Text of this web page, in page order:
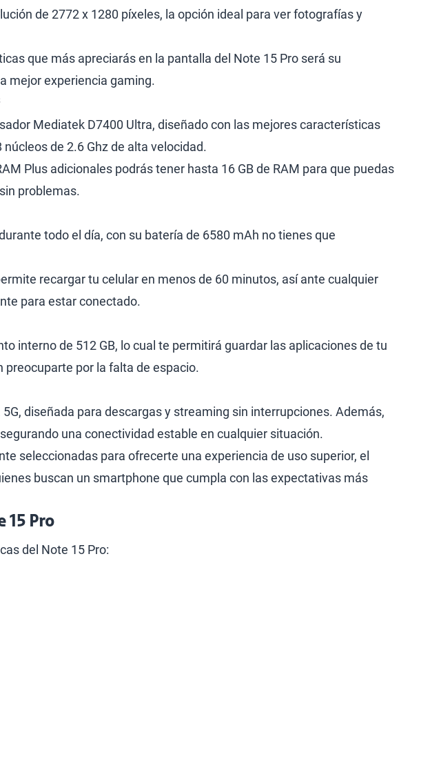
de 2772 x 1280 píxeles, la opción ideal para ver fotografías y
que más apreciarás en la pantalla del Note 15 Pro será su
mejor experiencia gaming.
Mediatek D7400 Ultra, diseñado con las mejores características
de 2.6 Ghz de alta velocidad.
Plus adicionales podrás tener hasta 16 GB de RAM para que puedas
problemas.
todo el día, con su batería de 6580 mAh no tienes que
recargar tu celular en menos de 60 minutos, así ante cualquier
para estar conectado.
interno de 512 GB, lo cual te permitirá guardar las aplicaciones de tu
por la falta de espacio.
diseñada para descargas y streaming sin interrupciones. Además,
una conectividad estable en cualquier situación.
seleccionadas para ofrecerte una experiencia de uso superior, el
buscan un smartphone que cumpla con las expectativas más
15 Pro
del Note 15 Pro: